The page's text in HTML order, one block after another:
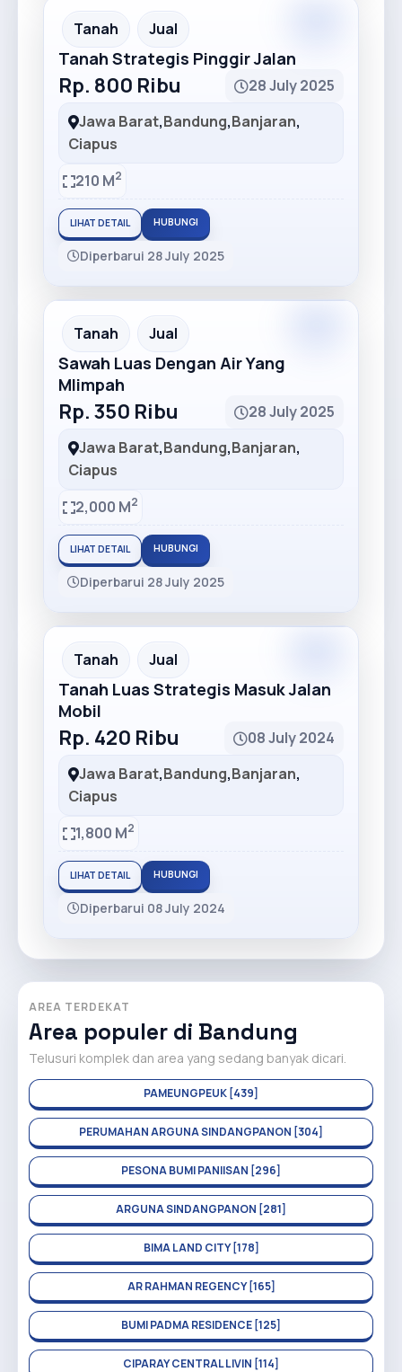
Recommended
Tanah Jual
Tanah Strategis Pinggir Jalan
Rp. 800 Ribu
28 July 2025
Jawa Barat,Bandung,Banjaran,
Ciapus
210 M2
LIHAT DETAIL HUBUNGI
Diperbarui 28 July 2025
Recommended
Tanah Jual
Sawah Luas Dengan Air Yang
Mlimpah
Rp. 350 Ribu
28 July 2025
Jawa Barat,Bandung,Banjaran,
Ciapus
2,000 M2
LIHAT DETAIL HUBUNGI
Diperbarui 28 July 2025
Recommended
Tanah Jual
Tanah Luas Strategis Masuk Jalan
Mobil
Rp. 420 Ribu
08 July 2024
Jawa Barat,Bandung,Banjaran,
Ciapus
1,800 M2
LIHAT DETAIL HUBUNGI
Diperbarui 08 July 2024
AREA TERDEKAT
Area populer di Bandung
Telusuri komplek dan area yang sedang banyak dicari.
PAMEUNGPEUK [439]
PERUMAHAN ARGUNA SINDANGPANON [304]
PESONA BUMI PANIISAN [296]
ARGUNA SINDANGPANON [281]
BIMA LAND CITY [178]
AR RAHMAN REGENCY [165]
BUMI PADMA RESIDENCE [125]
CIPARAY CENTRAL LIVIN [114]